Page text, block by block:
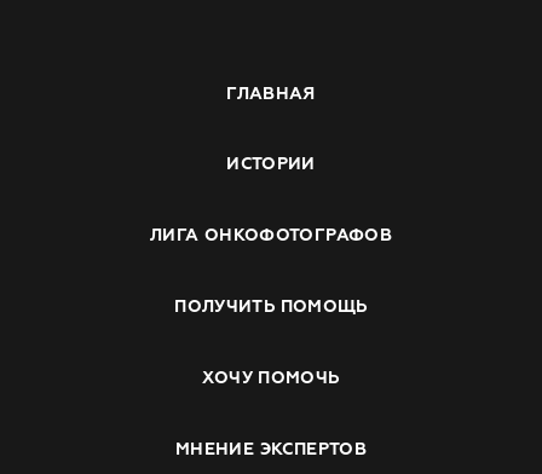
ГЛАВНАЯ
ИСТОРИИ
ЛИГА ОНКОФОТОГРАФОВ
ПОЛУЧИТЬ ПОМОЩЬ
ХОЧУ ПОМОЧЬ
МНЕНИЕ ЭКСПЕРТОВ